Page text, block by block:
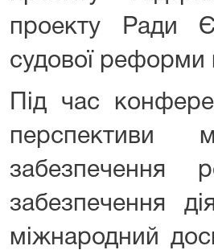
проекту Ради
судової реформи
Під час
перспективи
забезпечення
забезпечення
міжнародний